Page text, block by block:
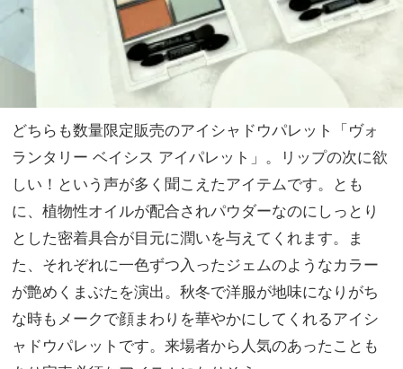
どちらも数量限定販売のアイシャドウパレット「ヴォ
ランタリー ベイシス アイパレット」。リップの次に欲
しい！という声が多く聞こえたアイテムです。とも
に、植物性オイルが配合されパウダーなのにしっとり
とした密着具合が目元に潤いを与えてくれます。ま
た、それぞれに一色ずつ入ったジェムのようなカラー
が艶めくまぶたを演出。秋冬で洋服が地味になりがち
な時もメークで顔まわりを華やかにしてくれるアイシ
ャドウパレットです。来場者から人気のあったことも